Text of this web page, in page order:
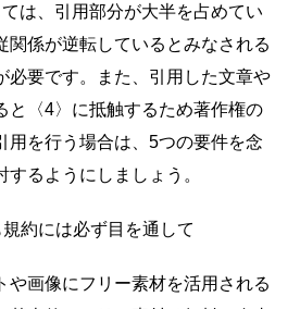
は、引用部分が大半を占めてい
関係が逆転しているとみなされる
必要です。また、引用した文章や
と〈4〉に抵触するため著作権の
用を行う場合は、5つの要件を念
るようにしましょう。
約には必ず目を通して
や画像にフリー素材を活用される